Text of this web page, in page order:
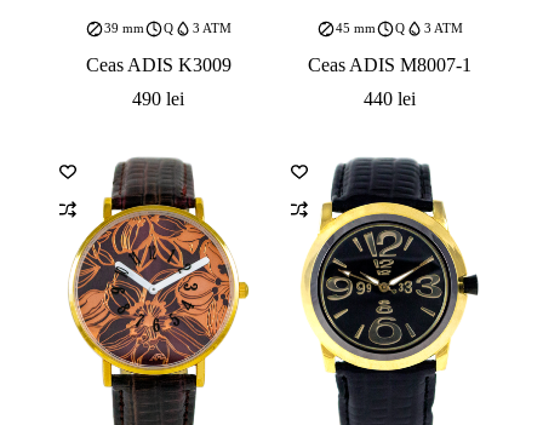
39 mm Q 3 ATM
Ceas ADIS K3009
490lei
45 mm Q 3 ATM
Ceas ADIS M8007-1
440lei